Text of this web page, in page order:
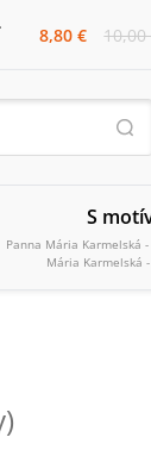
8,80 € 10,00
S
Panna Mária Karmelská
Mária Karmelská
)